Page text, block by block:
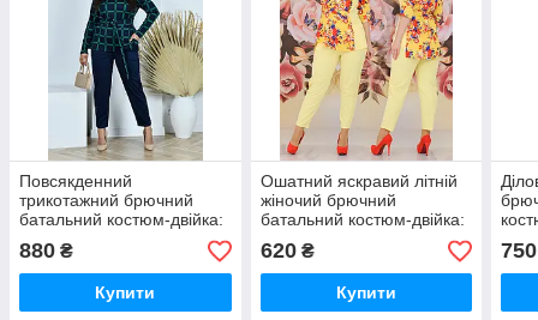
Повсякденний
трикотажний брючний
батальний костюм-двійка:
кофта + штани (р.48-58).
Арт-2802/2
880 ₴
Купити
Ошатний яскравий літній
жіночий брючний
батальний костюм-двійка:
блуза + штани (р.56-62).
Арт-2239/42
620₴
Купити
750